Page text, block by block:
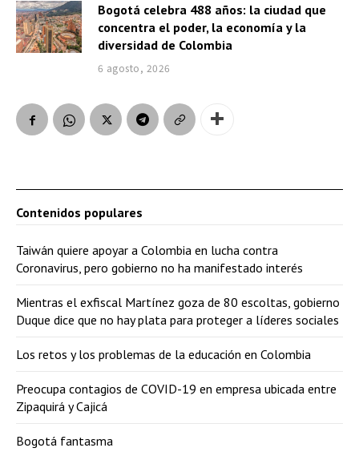
Bogotá celebra 488 años: la ciudad que
concentra el poder, la economía y la
diversidad de Colombia
6 agosto, 2026
Contenidos populares
Taiwán quiere apoyar a Colombia en lucha contra
Coronavirus, pero gobierno no ha manifestado interés
Mientras el exfiscal Martínez goza de 80 escoltas, gobierno
Duque dice que no hay plata para proteger a líderes sociales
Los retos y los problemas de la educación en Colombia
Preocupa contagios de COVID-19 en empresa ubicada entre
Zipaquirá y Cajicá
Bogotá fantasma